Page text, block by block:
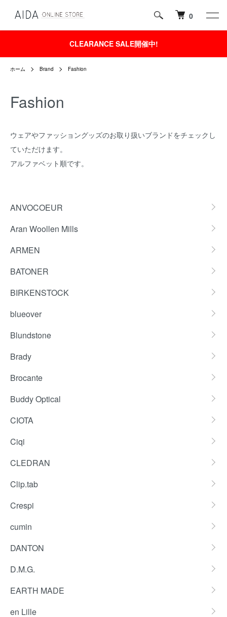
0
CLEARANCE SALE開催中!
ホーム Brand Fashion
Fashion
ウェアやファッショングッズのお取り扱いブランドをチェックし
ていただけます。
アルファベット順です。
グループ一覧
ANVOCOEUR
Aran Woollen Mills
ARMEN
BATONER
BIRKENSTOCK
blueover
Blundstone
Brady
Brocante
Buddy Optical
CIOTA
Ciqi
CLEDRAN
Clip.tab
Crespi
cumin
DANTON
D.M.G.
EARTH MADE
en Lille